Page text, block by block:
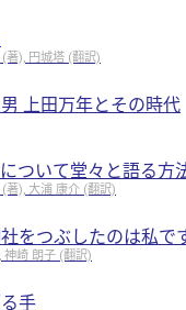
著), 円城塔 (翻訳)
上田万年とその時代
ついて堂々と語る方
著), 大浦 康介 (翻訳)
をつぶしたのは私です
神崎 朗子 (翻訳)
手